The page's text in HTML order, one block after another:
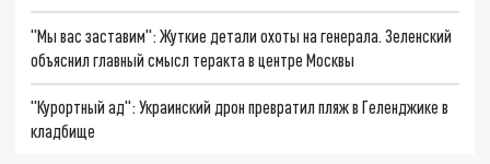
"Мы вас заставим": Жуткие детали охоты на генерала. Зеленский
объяснил главный смысл теракта в центре Москвы
"Курортный ад": Украинский дрон превратил пляж в Геленджике в
кладбище